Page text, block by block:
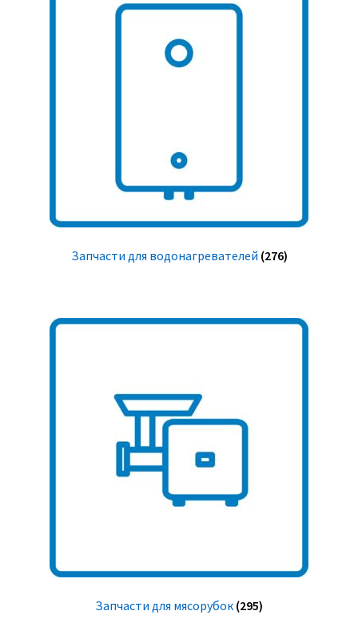
Запчасти для водонагревателей (276)
Запчасти для мясорубок (295)